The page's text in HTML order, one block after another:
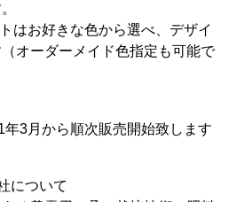
はお好きな色から選べ、デザイ
オーダーメイド色指定も可能で
3月から順次販売開始致します
について